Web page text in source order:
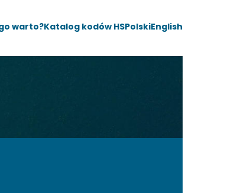
warto?Katalog kodów HSPolskiEnglish